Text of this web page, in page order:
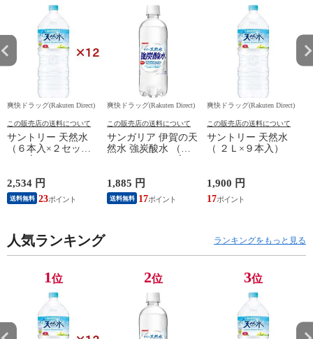
爽快ドラッグ(Rakuten Direct)
この販売店の送料について
サントリー 天然水
（６本入×２セット
2,534 円
送料無料 23
爽快ドラッグ(Rakuten Direct)
この販売店の送料について
サンガリア 伊賀の天
然水 強炭酸水 （５
1,885 円
送料無料 17
爽快ドラッグ(Rakuten Direct)
この販売店の送料について
サントリー 天然水
（ ２Ｌ×９本入）
1,900 円
17
人気ランキング ランキングをもっと見る
1位 2位 3位